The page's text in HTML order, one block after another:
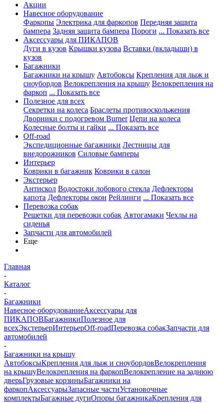
Акции
Навесное оборудование
Фаркопы Электрика для фаркопов Передняя защита
бампера Задняя защита бампера Пороги ... Показать все
Аксессуары для ПИКАПОВ
Дуги в кузов Крышки кузова Вставки (вкладыши) в
кузов
Багажники
Багажники на крышу Автобоксы Крепления для лыж и
сноубордов Велокрепления на крышу Велокрепления на
фаркоп ... Показать все
Полезное для всех
Секретки на колеса Браслеты противоскольжения
Дворники с подогревом Burner Цепи на колеса
Колесные болты и гайки ... Показать все
Off-road
Экспедиционные багажники Лестницы для
внедорожников Силовые бамперы
Интерьер
Коврики в багажник Коврики в салон
Экстерьер
Антискол Водостоки лобового стекла Дефлекторы
капота Дефлекторы окон Рейлинги ... Показать все
Перевозка собак
Решетки для перевозки собак Автогамаки Чехлы на
сиденья
Запчасти для автомобилей
Еще
Главная
-
Каталог
-
Багажники
Навесное оборудованиеАксессуары для
ПИКАПОВБагажникиПолезное для
всехЭкстерьерИнтерьерOff-roadПеревозка собакЗапчасти для
автомобилей
-
Багажники на крышу
АвтобоксыКрепления для лыж и сноубордовВелокрепления
на крышуВелокрепления на фаркопВелокрепление на заднюю
дверьГрузовые корзиныБагажники на
фаркопАксессуарыЗапасные частиУстановочные
комплектыБагажные дугиОпоры багажникаКрепления для